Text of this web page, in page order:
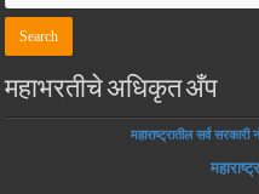
महाभरतीचे अधिकृत अँप
महाराष्ट्रातील सर्व